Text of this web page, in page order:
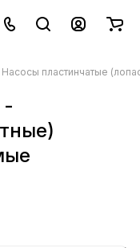
Насосы пластинчатые
-